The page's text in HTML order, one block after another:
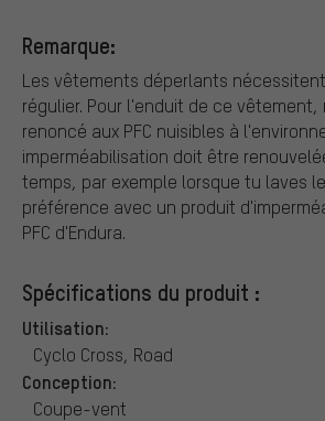
Remarque:
Les vêtements déperlants
régulier. Pour l'enduit de ce vêtement,
renoncé aux PFC nuisibles à
imperméabilisation doit être
temps, par exemple lorsque tu laves
préférence avec un produit
PFC d'Endura.
Spécifications du produit :
Utilisation:
Cyclo Cross, Road
Conception:
Coupe-vent